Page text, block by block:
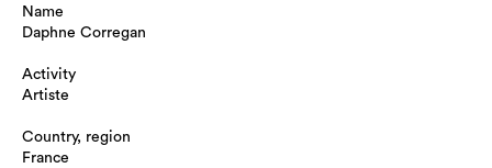
Name
Daphne Corregan
Activity
Artiste
Country, region
France